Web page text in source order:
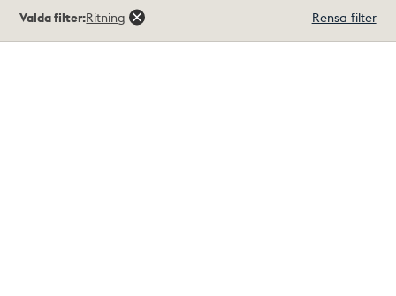
träffar
Valda filter:Ritning Rensa filter